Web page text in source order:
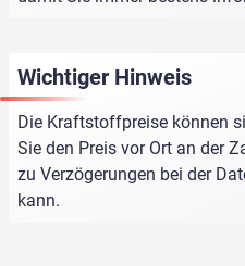
Wichtiger Hinweis
Die Kraftstoffpreise können
Sie den Preis vor Ort an der
zu Verzögerungen bei der
kann.